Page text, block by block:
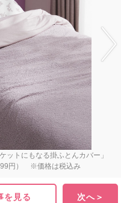
トにもなる掛ふとんカバー」
円） ※価格は税込み
を見る 次へ＞